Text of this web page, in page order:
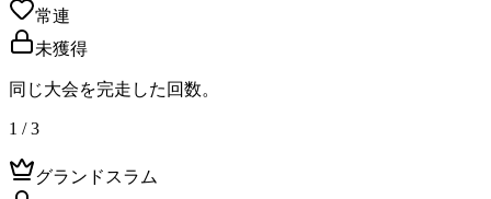
常連
未獲得
同じ大会を完走した回数。
1 / 3
グランドスラム